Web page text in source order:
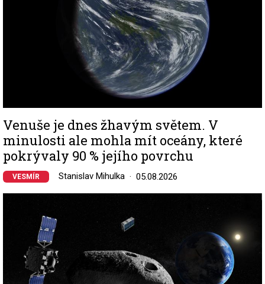
Venuše je dnes žhavým světem. V
minulosti ale mohla mít oceány, které
pokrývaly 90 % jejího povrchu
VESMÍR Stanislav Mihulka 05.08.2026